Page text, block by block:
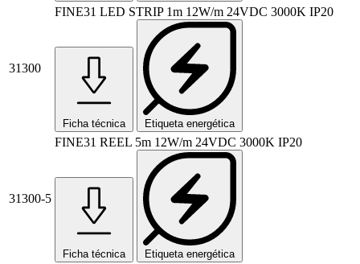
31300
FINE31 LED STRIP 1m 12W/m 24VDC 3000K IP20
Ficha técnica Etiqueta energética
31300-5
FINE31 REEL 5m 12W/m 24VDC 3000K IP20
Ficha técnica Etiqueta energética